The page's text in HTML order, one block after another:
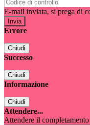
E-mail inviata, si prega di
Errore
Chiudi
Successo
Chiudi
Informazione
Chiudi
Attendere...
Attendere il